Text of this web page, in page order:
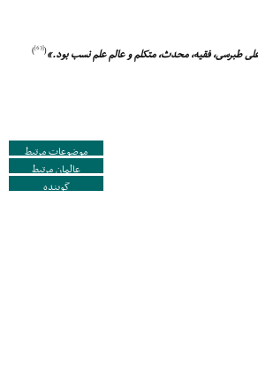
طبرسى، فقیه، محدث، متکلم و عالم علم نسب بود.»(
[63]
)
موضوعات مرتبط
عالمان مرتبط
گوینده